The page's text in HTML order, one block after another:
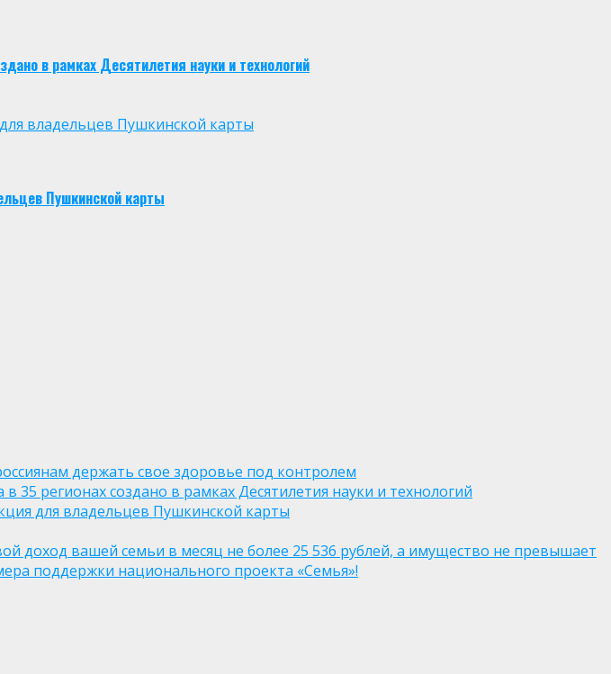
в рамках Десятилетия науки и технологий
владельцев Пушкинской карты
Пушкинской карты
держать свое здоровье под контролем
регионах создано в рамках Десятилетия науки и технологий
для владельцев Пушкинской карты
доход вашей семьи в месяц не более 25 536 рублей, а имущество не превышает
поддержки национального проекта «Семья»!